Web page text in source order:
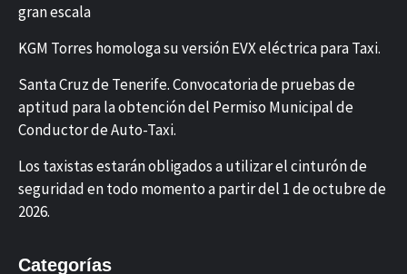
gran escala
KGM Torres homologa su versión EVX eléctrica para Taxi.
Santa Cruz de Tenerife. Convocatoria de pruebas de
aptitud para la obtención del Permiso Municipal de
Conductor de Auto-Taxi.
Los taxistas estarán obligados a utilizar el cinturón de
seguridad en todo momento a partir del 1 de octubre de
2026.
Categorías